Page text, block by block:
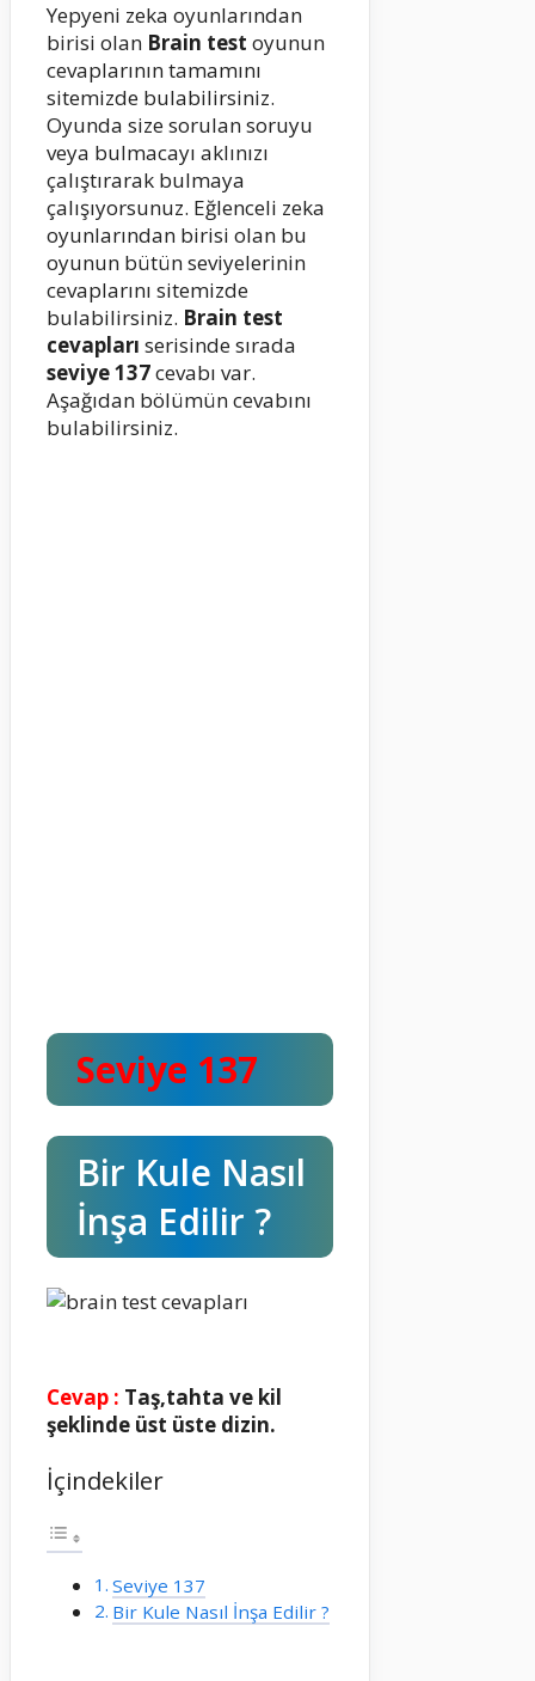
Yepyeni zeka oyunlarından
birisi olan Brain test oyunun
cevaplarının tamamını
sitemizde bulabilirsiniz.
Oyunda size sorulan soruyu
veya bulmacayı aklınızı
çalıştırarak bulmaya
çalışıyorsunuz. Eğlenceli zeka
oyunlarından birisi olan bu
oyunun bütün seviyelerinin
cevaplarını sitemizde
bulabilirsiniz. Brain test
cevapları serisinde sırada
seviye 137cevabı var.
Aşağıdan bölümün cevabını
bulabilirsiniz.
Seviye 137
Bir Kule Nasıl
İnşa Edilir ?
Cevap : Taş,tahta ve kil
şeklinde üst üste dizin.
İçindekiler
Seviye 137
Bir Kule Nasıl İnşa Edilir ?